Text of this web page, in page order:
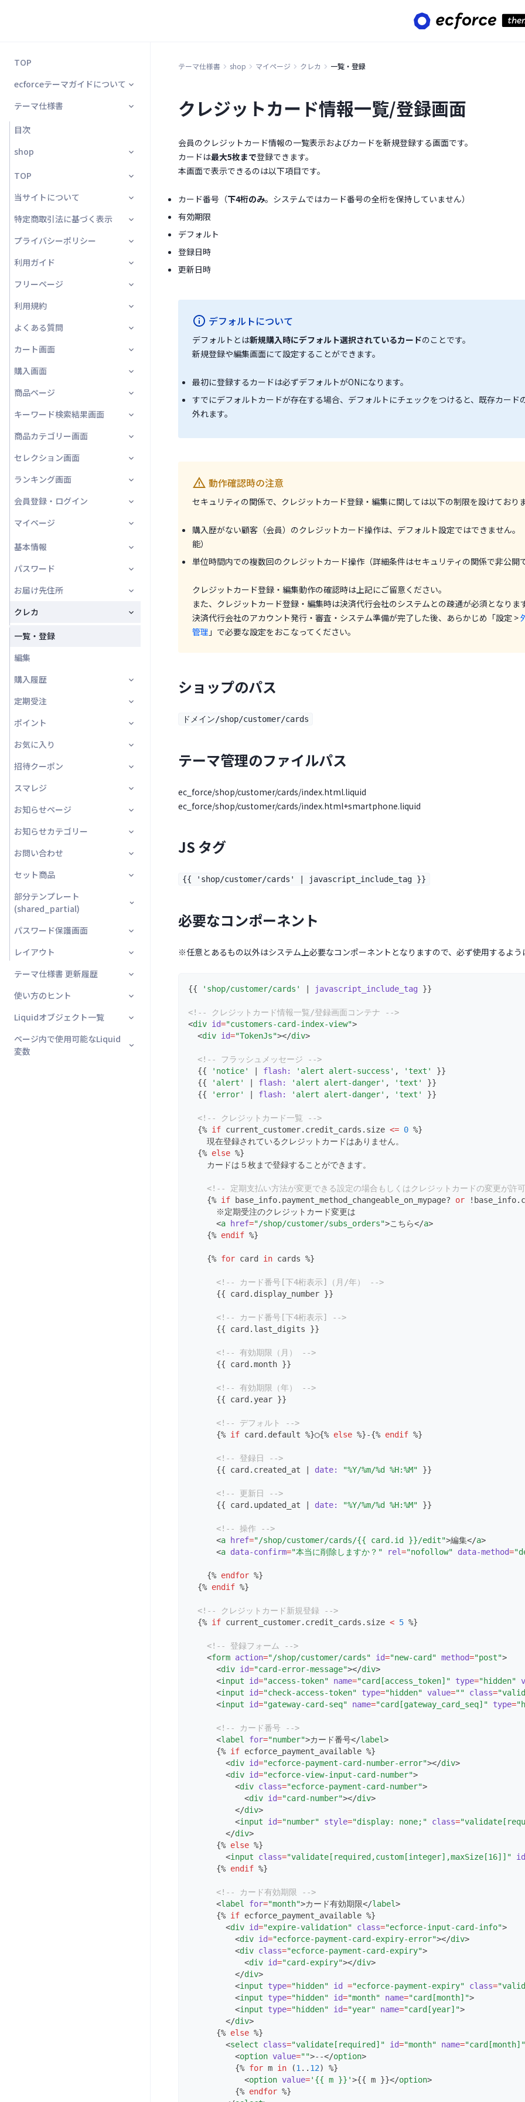
TOP
ecforceテーマガイドについて
はじめにお読みください
サイトマップ
テンプレートの使い方
テーマの違いについて
shared_partial > header の記
項(2024/06)
テーマ仕様書
目次
shop
TOP
トップページ
当サイトについて
当サイトについて画面
特定商取引法に基づく表示
特定商取引法に基づく表示画面
プライバシーポリシー
プライバシーポリシー画面
利用ガイド
利用ガイド画面
フリーページ
フリーページ
利用規約
利用規約画面
よくある質問
よくある質問画面
カート画面
カート画面
ギフト商品一覧★
購入画面
注文情報入力
注文情報確認
サンクスオファー
サンクスオファー確認
注文完了
請求先住所★
受取方法★
お届け先住所★
受取店舗★
ラッピング★
ポイント★
招待コード★
クーポン★
支払い方法★
配送業者★
受取場所★
お届けサイクル★
通信欄★
カスタム項目★
複数のお届け先指定★
複数のお届け先情報★
複数のお届け先入力★
注文情報確認プレビュー★
お客様番号★
オプトイン★
チェックリスト★
利用規約★
注文完了情報★
サンクスクロスセル★
商品ページ
一覧
詳細
キーワード検索結果画面
商品一覧
商品カテゴリー画面
一覧
詳細
セレクション画面
一覧
詳細
ランキング画面
ランキング画面
会員登録・ログイン
会員ログイン/会員登録
会員ログイン/会員登録画面
会員登録
会員登録画面
パスワードリセット
パスワードリセット案内画面
パスワードリセット画面
マイページ
基本情報
トップ
基本情報変更
本会員登録
アンケート回答結果★
パスワード
変更
お届け先住所
一覧
編集
新規登録
入力フォーム★
クレカ
一覧・登録
編集
購入履歴
一覧
基本情報
お届け先住所
詳細
編集
受取店舗
詳細
部分テンプレート
購入履歴詳細タブ★
定期受注
一覧
詳細
編集
解約理由
お届け先
詳細
編集
商品
商品情報
編集
商品追加
商品の追加
商品一括変更
一括編集
購入履歴
ポイント
履歴一覧
お気に入り
一覧
招待クーポン
一覧
スマレジ
バーコード画面
お知らせページ
一覧
詳細
お知らせカテゴリー
詳細
お問い合わせ
入力画面
確認画面
セット商品
一覧
部分テンプレート
(shared_partial)
header★
nav★
footer★
preview_footer★
sidebar★
body_google_tag_manager★
パスワード保護画面
パスワード保護画面
パスワード入力画面
部分テンプレート
ヘッダー★
コンテンツ★
レイアウト
購入
購入以外
パスワード保護
テーマ仕様書 更新履歴
2021年
2021/07/06更新
2021/08/04更新
2022年
2022/02/07更新
2023年
使い方のヒント
タイトルタグ等 meta tag を設定
商品詳細ページで利用できる変
Liquidオブジェクト一覧
はじめに
ページ内で使用可能なLiquid
変数
テーマ仕様書 shop マイページ クレカ 一覧・登録
クレジットカード情報一覧/登録画面
会員のクレジットカード情報の一覧表示およびカードを新規登録する画面です。
カードは最大5枚まで登録できます。
本画面で表示できるのは以下項目です。
カード番号（下4桁のみ。システムではカード番号の全桁を保持していません）
有効期限
デフォルト
登録日時
更新日時
デフォルトについて
デフォルトとは新規購入時にデフォルト選択されているカードのことです。
新規登録や編集画面にて設定することができます。
最初に登録するカードは必ずデフォルトがONになります。
すでにデフォルトカードが存在する場合、デフォルトにチェックをつけると、既存カード
外れます。
動作確認時の注意
セキュリティの関係で、クレジットカード登録・編集に関しては以下の制限を設けておりま
購入歴がない顧客（会員）のクレジットカード操作は、デフォルト設定ではできません。
能）
単位時間内での複数回のクレジットカード操作（詳細条件はセキュリティの関係で非公開で
クレジットカード登録・編集動作の確認時は上記にご留意ください。
また、クレジットカード登録・編集時は決済代行会社のシステムとの疎通が必須となります
決済代行会社のアカウント発行・審査・システム準備が完了した後、あらかじめ「設定 >
管理 (opens in a new tab)
」で必要な設定をおこなってください。
ショップのパス
ドメイン/shop/customer/cards
テーマ管理のファイルパス
ec_force/shop/customer/cards/index.html.liquid
ec_force/shop/customer/cards/index.html+smartphone.liquid
JS タグ
{{ 'shop/customer/cards' | javascript_include_tag }}
必要なコンポーネント
※任意とあるもの以外はシステム上必要なコンポーネントとなりますので、必ず使用するよう
{{ 'shop/customer/cards' javascript_include_tag }}
<!-- クレジットカード情報一覧/登録画面コンテナ -->
<div id="customers-card-index-view">
  <
div id="TokenJs"></div>
<!-- フラッシュメッセージ -->
  {{
'notice' flash: 'alert alert-success' , 'text'
}}
  {{
'alert' flash: 'alert alert-danger' , 'text'
}}
  {{
'error' flash: 'alert alert-danger' , 'text' }}
<!-- クレジットカード一覧 -->
  {%
if current_customer.credit_cards.size <= 0 %}
    現在登録されているクレジットカードはありません。
  {%
else %}
    カードは５枚まで登録することができます。
<!-- 定期支払い方法が変更できる設定の場合もしくはクレジットカードの変更が許
    {%
if base_info.payment_method_changeable_on_mypage? or
      ※定期受注のクレジットカード変更は
      <
a href="/shop/customer/subs_orders">こちら</a>
    {%
endif %}
    {%
for card in cards %}
<!-- カード番号[下4桁表示]（月/年） -->
      {{ card.display_number }}
<!-- カード番号[下4桁表示] -->
      {{ card.last_digits }}
<!-- 有効期限（月） -->
      {{ card.month }}
<!-- 有効期限（年） -->
      {{ card.year }}
<!-- デフォルト -->
      {%
if card.default %}◯{% else %}-{% endif %}
<!-- 登録日 -->
      {{ card.created_at |
date: "%Y/%m/%d %H:%M" }}
<!-- 更新日 -->
      {{ card.updated_at |
date: "%Y/%m/%d %H:%M" }}
<!-- 操作 -->
      <
a href="/shop/customer/cards/{{ card.id }}/edit">編集</a>
      <
a data-confirm="本当に削除しますか？" rel="nofollow" data-method=
    {%
endfor %}
  {%
endif %}
<!-- クレジットカード新規登録 -->
  {%
if current_customer.credit_cards.size < 5 %}
<!-- 登録フォーム -->
    <
form action="/shop/customer/cards" id="new-card" method="post">
      <
div id="card-error-message"></div>
      <
input id="access-token" name="card[access_token]" type="hidden"
      <
input id="check-access-token" type="hidden" value="" class=
      <
input id="gateway-card-seq" name="card[gateway_card_seq]" type=
<!-- カード番号 -->
      <
label for="number">カード番号</label>
      {%
if ecforce_payment_available %}
        <
div id="ecforce-payment-card-number-error"></div>
        <
div id="ecforce-view-input-card-number">
          <
div class="ecforce-payment-card-number">
            <
div id="card-number"></div>
          </
div>
          <
input id="number" style="display: none;" class=
        </
div>
      {%
else %}
        <
input class="validate[required,custom[integer],maxSize[16]]" id
      {%
endif %}
<!-- カード有効期限 -->
      <
label for="month">カード有効期限</label>
      {%
if ecforce_payment_available %}
        <
div id="expire-validation" class="ecforce-input-card-info">
          <
div id="ecforce-payment-card-expiry-error"></div>
          <
div class="ecforce-payment-card-expiry">
            <
div id="card-expiry"></div>
          </
div>
          <
input type="hidden" id ="ecforce-payment-expiry" class=
          <
input type="hidden" id="month" name="card[month]">
          <
input type="hidden" id="year" name="card[year]">
        </
div>
      {%
else %}
        <
select class="validate[required]" id="month" name="card[month]"
          <
option value="">--</option>
          {%
for m in (1 .. 12) %}
            <
option value='{{ m }}'>{{ m }}</option>
          {%
endfor %}